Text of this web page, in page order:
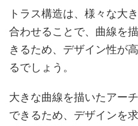
トラス構造は、様々な大
合わせることで、曲線を
きるため、デザイン性が
るでしょう。
大きな曲線を描いたアー
できるため、デザインを